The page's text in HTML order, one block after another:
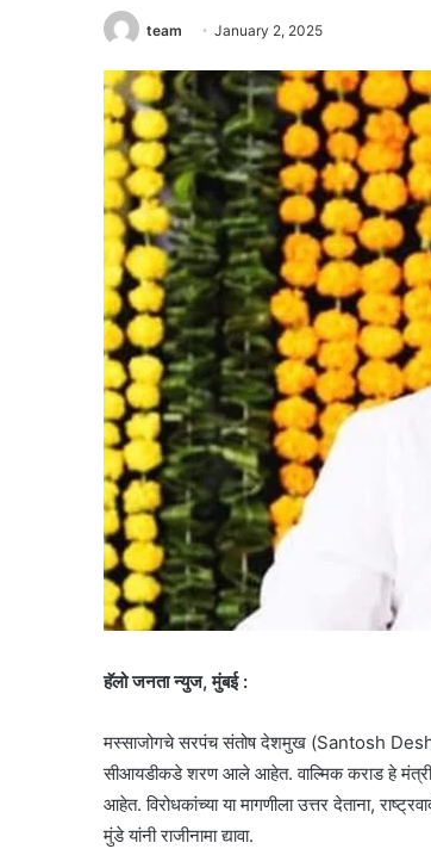
team January 2, 2025
हॅलो जनता न्युज, मुंबई :
मस्साजोगचे सरपंच संतोष देशमुख (Santosh
सीआयडीकडे शरण आले आहेत. वाल्मिक कराड हे
आहेत. विरोधकांच्या या मागणीला उत्तर देताना,
मुंडे यांनी राजीनामा द्यावा.